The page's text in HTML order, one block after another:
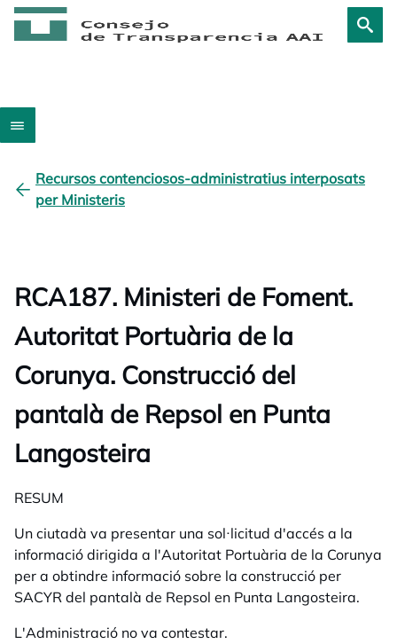
Recursos contenciosos-administratius interposats
per Ministeris
RCA187. Ministeri de Foment.
Autoritat Portuària de la
Corunya. Construcció del
pantalà de Repsol en Punta
Langosteira
RESUM
Un ciutadà va presentar una sol·licitud d'accés a la
informació dirigida a l'Autoritat Portuària de la Corunya
per a obtindre informació sobre la construcció per
SACYR del pantalà de Repsol en Punta Langosteira.
L'Administració no va contestar.